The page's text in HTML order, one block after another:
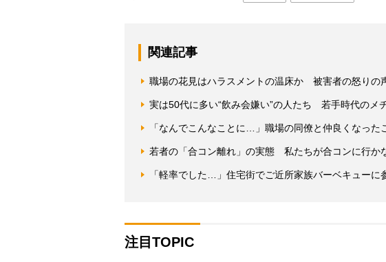
関連記事
職場の花見はハラスメントの温床か 被害者の怒りの
実は50代に多い“飲み会嫌い”の人たち 若手時代のメ
「なんでこんなことに…」職場の同僚と仲良くなった
若者の「合コン離れ」の実態 私たちが合コンに行か
「軽率でした…」住宅街でご近所家族バーベキューに
注目TOPIC